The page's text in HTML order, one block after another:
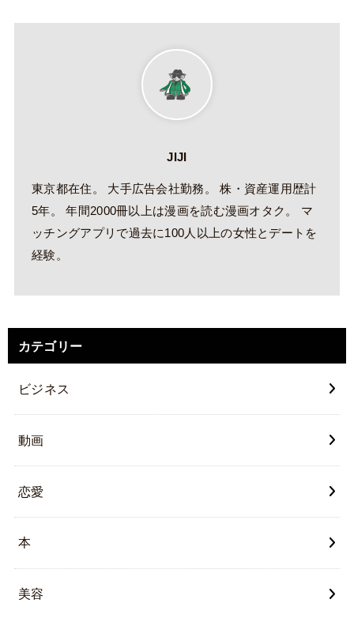
JIJI
東京都在住。 大手広告会社勤務。 株・資産運用歴計
5年。 年間2000冊以上は漫画を読む漫画オタク。 マ
ッチングアプリで過去に100人以上の女性とデートを
経験。
カテゴリー
ビジネス
動画
恋愛
本
美容